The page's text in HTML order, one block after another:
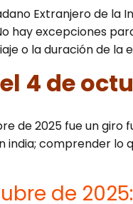
Extranjero de la
hay excepciones
o la duración de la
4 de
de 2025 fue un
india; comprender
de